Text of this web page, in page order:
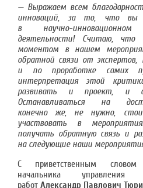
— Выражаем всем
инноваций, за то, что вы
в научно-
деятельности! Считаю,
моментом в нашем
обратной связи от
и по проработке самих
интерпретация этой
развивать и проект, и
Останавливаться на
конечно же, не нужно,
участвовать в
получать обратную связь и
на следующие наши
С приветственным словом
начальника управления
работ Александр Павлович